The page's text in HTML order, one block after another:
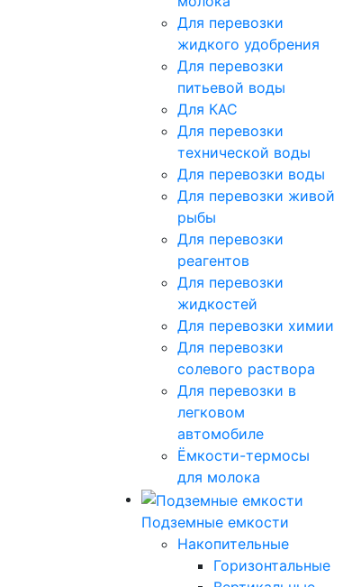
Для перевозки
жидкого удобрения
Для перевозки
питьевой воды
Для КАС
Для перевозки
технической воды
Для перевозки воды
Для перевозки живой
рыбы
Для перевозки
реагентов
Для перевозки
жидкостей
Для перевозки химии
Для перевозки
солевого раствора
Для перевозки в
легковом
автомобиле
Ёмкости-термосы
для молока
Подземные емкости
Накопительные
Горизонтальные